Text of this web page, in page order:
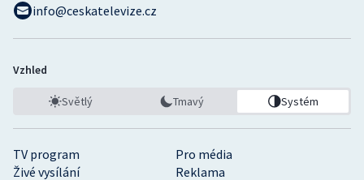
TV program
Pro média
Živé vysílání
Reklama
info@ceskatelevize.cz
Vzhled
Světlý Tmavý Systém